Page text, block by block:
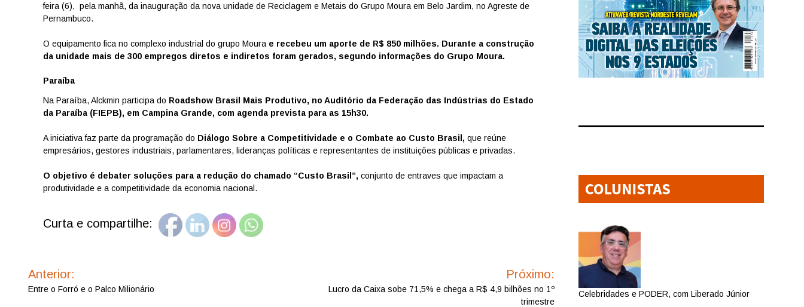
feira (6), pela manhã, da inauguração da nova unidade de Reciclagem e Metais do Grupo Moura em Belo Jardim, no Agreste de
Pernambuco.
O equipamento fica no complexo industrial do grupo Moura e recebeu um aporte de R$ 850 milhões. Durante a construção
da unidade mais de 300 empregos diretos e indiretos foram gerados, segundo informações do Grupo Moura.
Paraíba
Na Paraíba, Alckmin participa do Roadshow Brasil Mais Produtivo, no Auditório da Federação das Indústrias do Estado
da Paraíba (FIEPB), em Campina Grande, com agenda prevista para as 15h30.
A iniciativa faz parte da programação do Diálogo Sobre a Competitividade e o Combate ao Custo Brasil, que reúne
empresários, gestores industriais, parlamentares, lideranças políticas e representantes de instituições públicas e privadas.
O objetivo é debater soluções para a redução do chamado “Custo Brasil”, conjunto de entraves que impactam a
produtividade e a competitividade da economia nacional.
Curta e compartilhe:
de
Anterior:
Entre o Forró e o Palco Milionário
Próximo:
Lucro da Caixa sobe 71,5% e chega a R$ 4,9 bilhões no 1º
trimestre
Celebridades e PODER, com Liberado Júnior